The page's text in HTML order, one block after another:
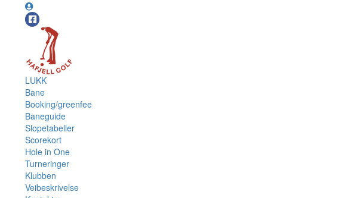
LUKK
Bane
Booking/greenfee
Baneguide
Slopetabeller
Scorekort
Hole in One
Turneringer
Klubben
Veibeskrivelse